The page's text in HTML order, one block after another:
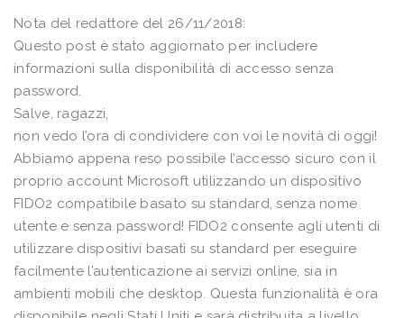
Nota del redattore del 26/11/2018:
Questo post è stato aggiornato per includere
informazioni sulla disponibilità di accesso senza
password.
Salve, ragazzi,
non vedo l’ora di condividere con voi le novità di oggi!
Abbiamo appena reso possibile l’accesso sicuro con il
proprio account Microsoft utilizzando un dispositivo
FIDO2 compatibile basato su standard, senza nome
utente e senza password! FIDO2 consente agli utenti di
utilizzare dispositivi basati su standard per eseguire
facilmente l’autenticazione ai servizi online, sia in
ambienti mobili che desktop. Questa funzionalità è ora